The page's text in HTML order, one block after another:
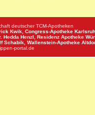
deutscher TCM-Apotheken
Kwik, Congress-Apotheke
Hedda Henzl, Residenz Apotheke
Schabik, Wallenstein-Apotheke
portal.de